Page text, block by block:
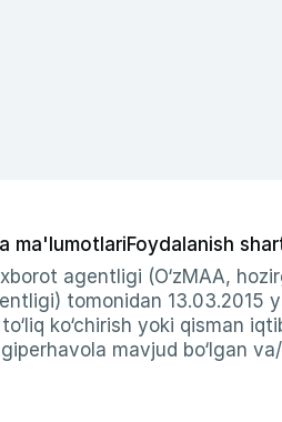
ma'lumotlariFoydalanish
agentligi (O‘zMAA,
tomonidan
ko‘chirish yoki qisman
mavjud bo‘lgan